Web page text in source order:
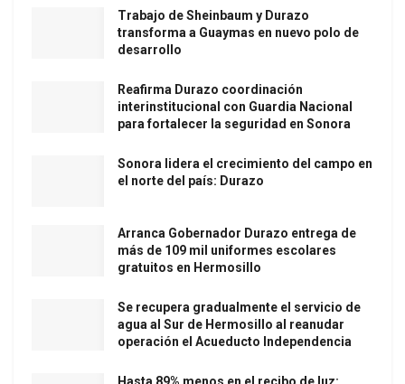
Trabajo de Sheinbaum y Durazo
transforma a Guaymas en nuevo polo de
desarrollo
Reafirma Durazo coordinación
interinstitucional con Guardia Nacional
para fortalecer la seguridad en Sonora
Sonora lidera el crecimiento del campo en
el norte del país: Durazo
Arranca Gobernador Durazo entrega de
más de 109 mil uniformes escolares
gratuitos en Hermosillo
Se recupera gradualmente el servicio de
agua al Sur de Hermosillo al reanudar
operación el Acueducto Independencia